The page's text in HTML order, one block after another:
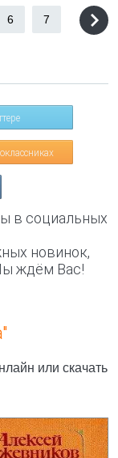
6 7
в социальных
новинок,
ждём Вас!
или скачать